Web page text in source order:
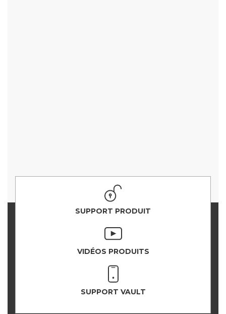
SUPPORT PRODUIT
VIDÉOS PRODUITS
SUPPORT VAULT